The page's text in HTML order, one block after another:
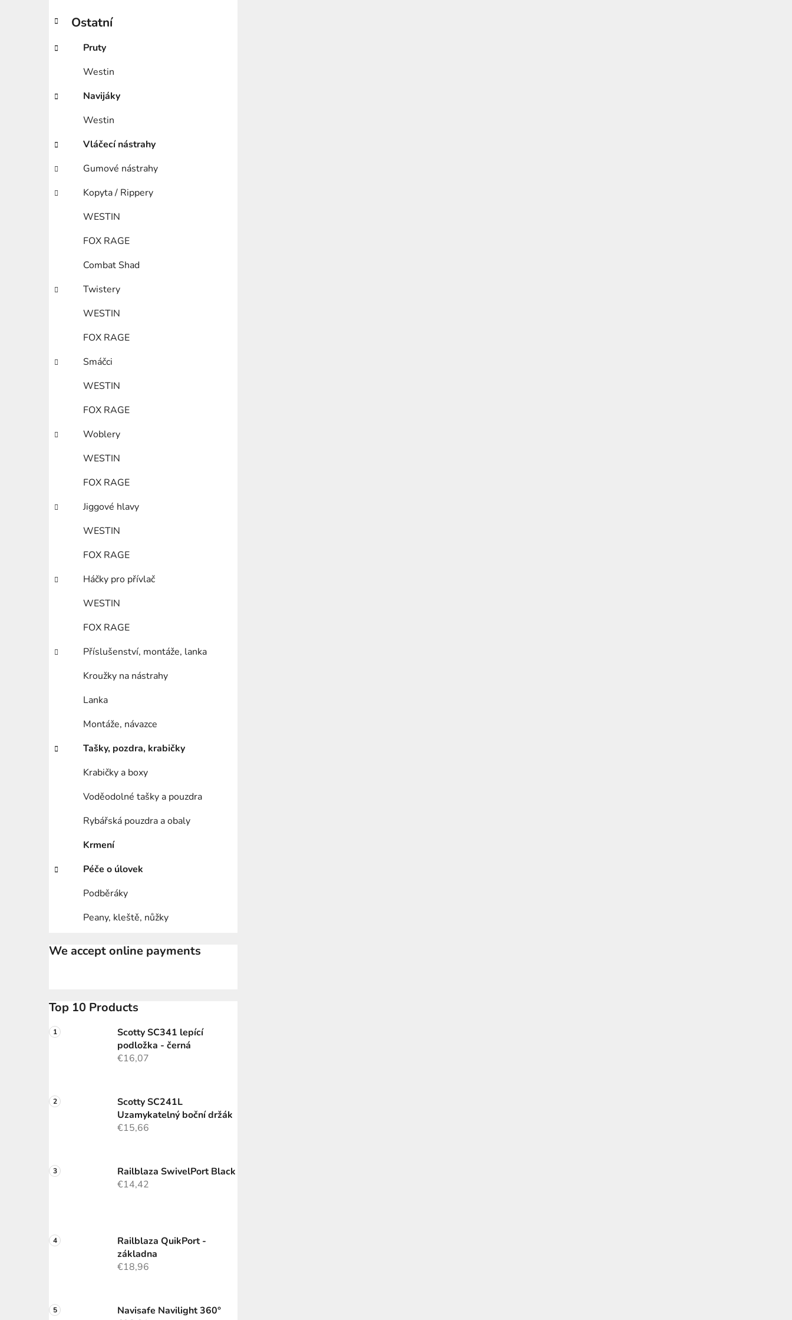
Ostatní
Pruty
Westin
Navijáky
Westin
Vláčecí nástrahy
Gumové nástrahy
Kopyta / Rippery
WESTIN
FOX RAGE
Combat Shad
Twistery
WESTIN
FOX RAGE
Smáčci
WESTIN
FOX RAGE
Woblery
WESTIN
FOX RAGE
Jiggové hlavy
WESTIN
FOX RAGE
Háčky pro přívlač
WESTIN
FOX RAGE
Příslušenství, montáže, lanka
Kroužky na nástrahy
Lanka
Montáže, návazce
Tašky, pozdra, krabičky
Krabičky a boxy
Voděodolné tašky a pouzdra
Rybářská pouzdra a obaly
Krmení
Péče o úlovek
Podběráky
Peany, kleště, nůžky
We accept online payments
Top 10 Products
Scotty SC341 lepící
podložka - černá
€16,07
Scotty SC241L
Uzamykatelný boční držák
€15,66
Railblaza SwivelPort Black
€14,42
Railblaza QuikPort -
základna
€18,96
Navisafe Navilight 360°